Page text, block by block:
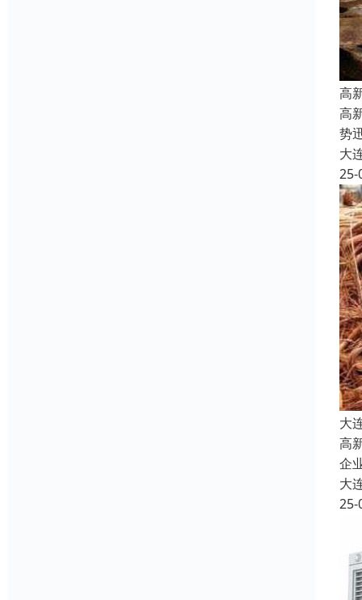
高
高
势
大
25-
大
高
企
大
25-